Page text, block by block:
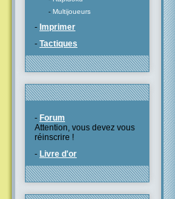
- Multijoueurs
- Imprimer
- Tactiques
- Forum
Attention, vous devez vous
réinscrire !
- Livre d'or